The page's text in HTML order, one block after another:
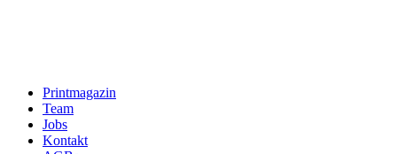
Printmagazin
Team
Jobs
Kontakt